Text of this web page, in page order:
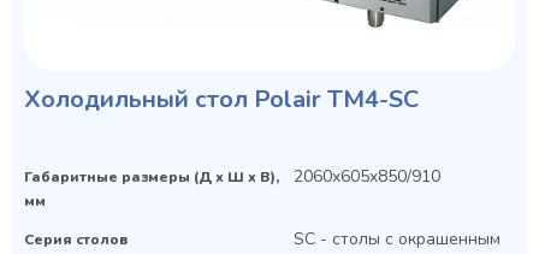
Холодильный стол Polair TM4-SC
Габаритные размеры (Д х Ш х В),
мм
2060x605x850/910
Серия столов
SC - столы с окрашенным